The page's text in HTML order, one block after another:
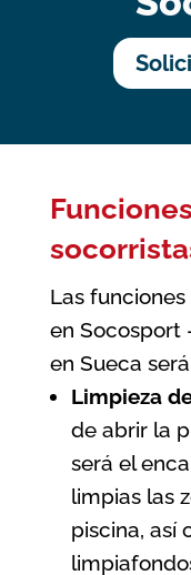
Las
en Socosport
en Sueca
Limpieza
de abrir la
será el
limpias las
piscina, así